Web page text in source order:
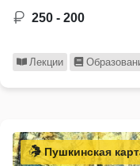
250 - 200
Лекции
Пушкинская